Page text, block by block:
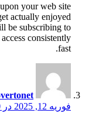
your web site
actually enjoyed
be subscribing to
consistently
fast.
فوریه 12, 2025 در 5:40 ب.ظ